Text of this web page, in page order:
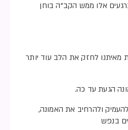
אלו ממש הקב”ה בוחן
לחזק את הלב עוד יותר
הגעת עד כה.
ולהרחיב את האמונה,
בנפש